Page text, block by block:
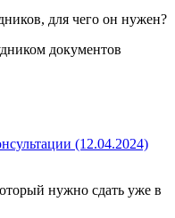
для чего он нужен?
документов
(12.04.2024)
нужно сдать уже в